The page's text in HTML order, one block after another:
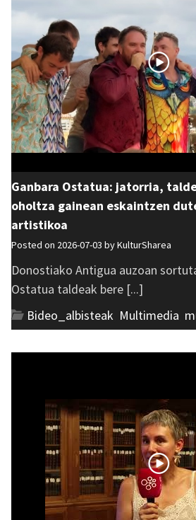
Ganbara Ostatua: jatorria,
oholtza gainean eskaintzen
artistikoa
Posted on 2026-07-03 byKulturSharea
Donostiako Antigua auzoan
Ostatua taldeak bere [...]
Bideo_albisteak Multimedia